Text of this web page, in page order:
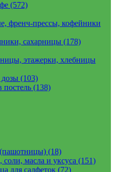
(572)
френч-прессы, кофейники
сахарницы (178)
этажерки, хлебницы
(103)
(138)
(18)
масла и уксуса (151)
для салфеток (72)